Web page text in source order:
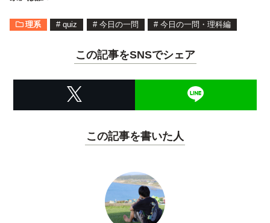
理系 # quiz # 今日の一問 # 今日の一問・理科編
この記事をSNSでシェア
この記事を書いた人